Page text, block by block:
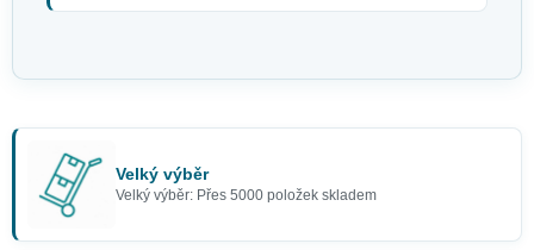
Velký výběr
Velký výběr: Přes 5000 položek skladem